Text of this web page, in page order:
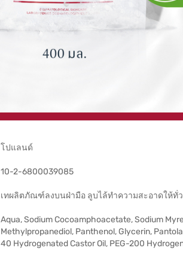
โปแลนด์
10-2-6800039085
เทผลิตภัณฑ์ลงบนฝ่ามือ ลูบไล้ทำความสะอาดให้ทั่
Aqua, Sodium Cocoamphoacetate, Sodium
Methylpropanediol, Panthenol, Glycerin,
40 Hydrogenated Castor Oil, PEG-200